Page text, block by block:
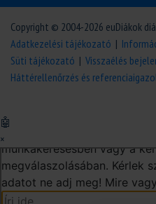
Copyright © 2004-2026 euDiákok
Adatkezelési tájékozató |
Süti tájékozató | Visszaélés
Háttérellenőrzés és
🤖
×